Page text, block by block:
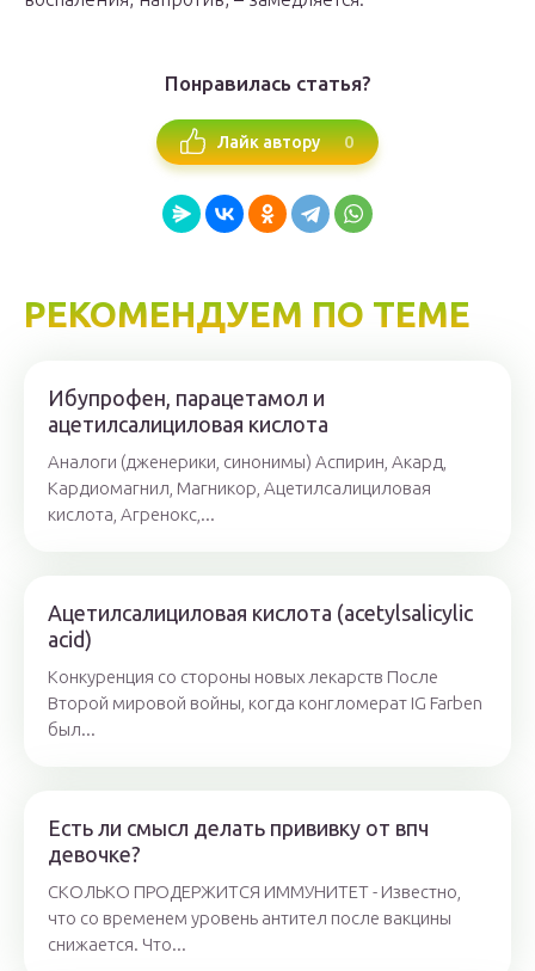
Понравилась статья?
Лайк автору 0
РЕКОМЕНДУЕМ ПО ТЕМЕ
Ибупрофен, парацетамол и
ацетилсалициловая кислота
Аналоги (дженерики, синонимы) Аспирин, Акард,
Кардиомагнил, Магникор, Ацетилсалициловая
кислота, Агренокс,...
Ацетилсалициловая кислота (acetylsalicylic
acid)
Конкуренция со стороны новых лекарств После
Второй мировой войны, когда конгломерат IG Farben
был...
Есть ли смысл делать прививку от впч
девочке?
СКОЛЬКО ПРОДЕРЖИТСЯ ИММУНИТЕТ - Известно,
что со временем уровень антител после вакцины
снижается. Что...